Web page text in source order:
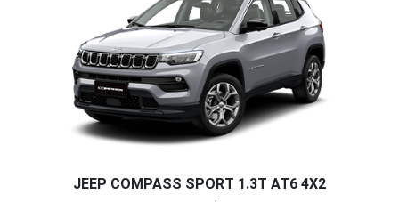
JEEP COMPASS SPORT 1.3T AT6 4X2